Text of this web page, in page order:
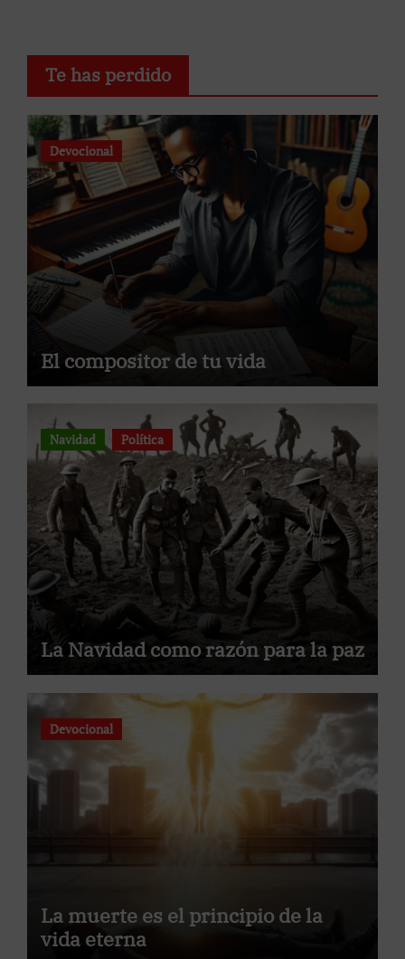
Te has perdido
Devocional
El compositor de tu vida
Navidad Política
La Navidad como razón para la paz
Devocional
La muerte es el principio de la
vida eterna